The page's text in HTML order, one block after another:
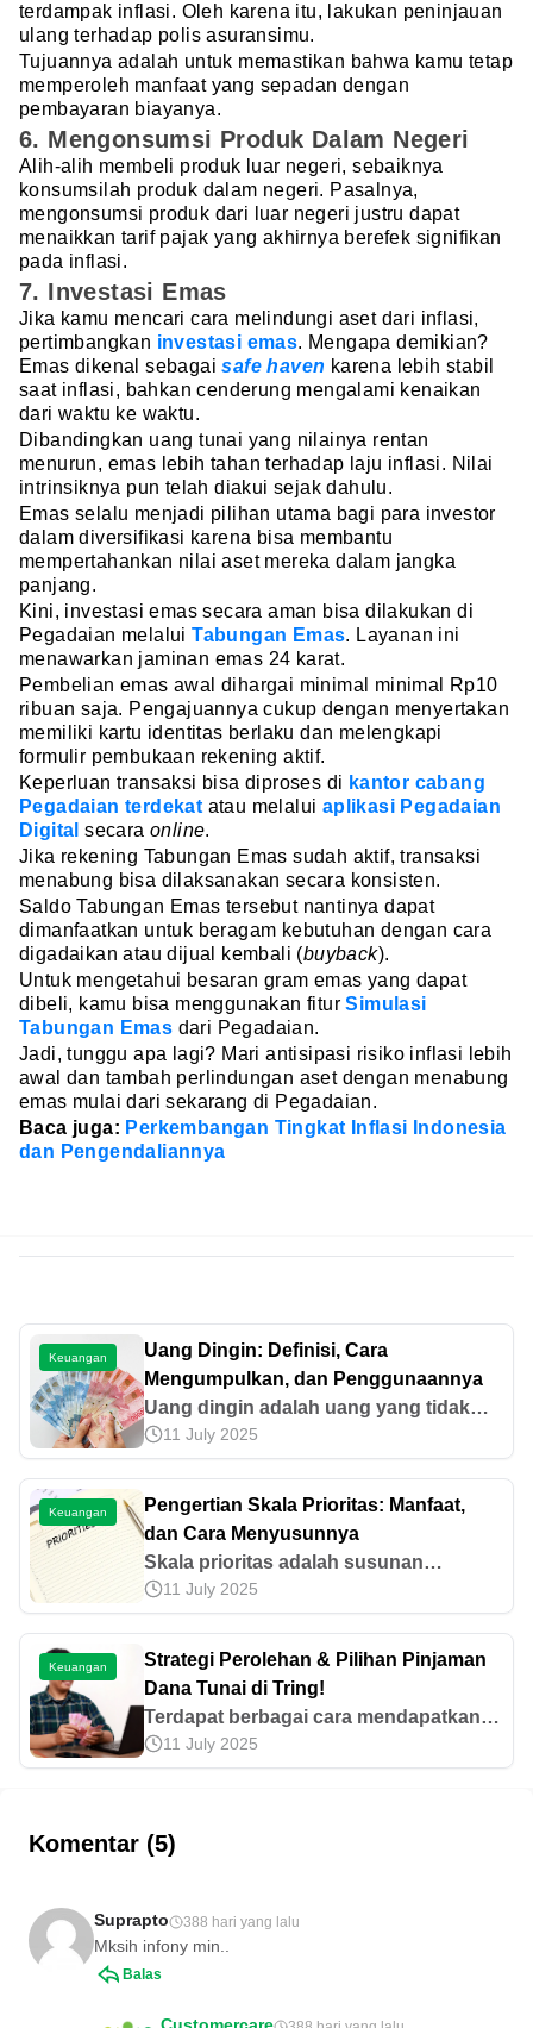
terdampak inflasi. Oleh karena itu, lakukan peninjauan
ulang terhadap polis asuransimu.
Tujuannya adalah untuk memastikan bahwa kamu tetap
memperoleh manfaat yang sepadan dengan
pembayaran biayanya.
6. Mengonsumsi Produk Dalam Negeri
Alih-alih membeli produk luar negeri, sebaiknya
konsumsilah produk dalam negeri. Pasalnya,
mengonsumsi produk dari luar negeri justru dapat
menaikkan tarif pajak yang akhirnya berefek signifikan
pada inflasi.
7. Investasi Emas
Jika kamu mencari cara melindungi aset dari inflasi,
pertimbangkan investasi emas. Mengapa demikian?
Emas dikenal sebagaisafe haven karena lebih stabil
saat inflasi, bahkan cenderung mengalami kenaikan
dari waktu ke waktu.
Dibandingkan uang tunai yang nilainya rentan
menurun, emas lebih tahan terhadap laju inflasi. Nilai
intrinsiknya pun telah diakui sejak dahulu.
Emas selalu menjadi pilihan utama bagi para investor
dalam diversifikasi karena bisa membantu
mempertahankan nilai aset mereka dalam jangka
panjang.
Kini, investasi emas secara aman bisa dilakukan di
Pegadaian melaluiTabungan Emas. Layanan ini
menawarkan jaminan emas 24 karat.
Pembelian emas awal dihargai minimal minimal Rp10
ribuan saja. Pengajuannya cukup dengan menyertakan
memiliki kartu identitas berlaku dan melengkapi
formulir pembukaan rekening aktif.
Keperluan transaksi bisa diproses di kantor cabang
Pegadaian terdekat atau melalui aplikasi Pegadaian
Digital secaraonline.
Jika rekening Tabungan Emas sudah aktif, transaksi
menabung bisa dilaksanakan secara konsisten.
Saldo Tabungan Emas tersebut nantinya dapat
dimanfaatkan untuk beragam kebutuhan dengan cara
digadaikan atau dijual kembali (buyback).
Untuk mengetahui besaran gram emas yang dapat
dibeli, kamu bisa menggunakan fiturSimulasi
Tabungan Emas dari Pegadaian.
Jadi, tunggu apa lagi? Mari antisipasi risiko inflasi lebih
awal dan tambah perlindungan aset dengan menabung
emas mulai dari sekarang di Pegadaian.
Baca juga: Perkembangan Tingkat Inflasi Indonesia
dan Pengendaliannya
Keuangan
Uang Dingin: Definisi, Cara
Mengumpulkan, dan Penggunaannya
Uang dingin adalah uang yang tidak
diperlukan untuk kebutuhan harian dan
bisa dipergunakan sewaktu-waktu. Cari
tahu informasi lengkapnya dalam artikel
ini!
11 July 2025
Keuangan
Pengertian Skala Prioritas: Manfaat,
dan Cara Menyusunnya
Skala prioritas adalah susunan
pemenuhan kebutuhan sesuai dengan
kepentingannya. Mari pahami
pengertian, manfaat, dan cara
menyusunnya di artikel ini.
11 July 2025
Keuangan
Strategi Perolehan & Pilihan Pinjaman
Dana Tunai di Tring!
Terdapat berbagai cara mendapatkan
pinjaman dana tunai, seperti
menggadaikan barang hingga
selengkapnya di artikel ini!
11 July 2025
Komentar (5)
Suprapto 388 hari yang lalu
Mksih infony min..
Balas